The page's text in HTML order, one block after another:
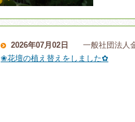
2026年07月02日
一般社団法人
❀花壇の植え替えをしました✿